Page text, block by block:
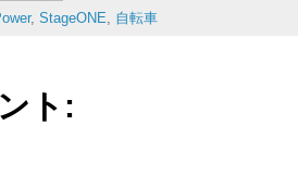
, StageONE, 自転車
ト: